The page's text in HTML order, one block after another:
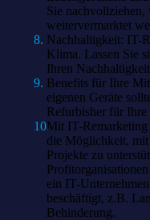
Sie
weitervermarktet
Nachhaltigkeit: IT-
Klima. Lassen Sie
Ihren
Benefits für Ihre
eigenen Geräte
Refurbisher für
Mit IT-Remarketing
die Möglichkeit, mit
Projekte zu
ein IT-
beschäftigt, z.B.
Behinderung.